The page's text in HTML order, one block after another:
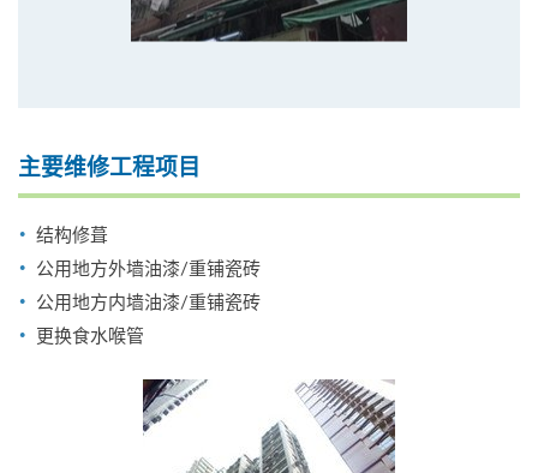
主要维修工程项目
结构修葺
公用地方外墙油漆/重铺瓷砖
公用地方内墙油漆/重铺瓷砖
更换食水喉管